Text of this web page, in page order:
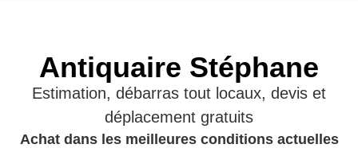
Antiquaire Stéphane
Estimation, débarras tout locaux, devis et
déplacement gratuits
Achat dans les meilleures conditions actuelles